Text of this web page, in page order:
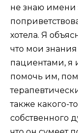
не знаю имени
хотела. Я
что мои
пациентами, я
помочь им,
также какого-
собственного